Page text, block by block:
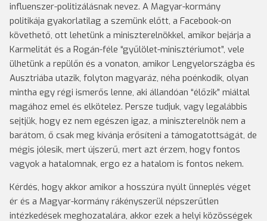
influenszer-politizálásnak nevez. A Magyar-kormány
politikája gyakorlatilag a szemünk előtt, a Facebook-on
követhető, ott lehetünk a miniszterelnökkel, amikor bejárja a
Karmelitát és a Rogán-féle “gyűlölet-minisztériumot”, vele
ülhetünk a repülőn és a vonaton, amikor Lengyelországba és
Ausztriába utazik, folyton magyaráz, néha poénkodik, olyan
mintha egy régi ismerős lenne, aki állandóan “élőzik” miáltal
magához emel és elkötelez. Persze tudjuk, vagy legalábbis
sejtjük, hogy ez nem egészen igaz, a miniszterelnök nem a
barátom, ő csak meg kívánja erősíteni a támogatottságát, de
mégis jólesik, mert újszerű, mert azt érzem, hogy fontos
vagyok a hatalomnak, ergo ez a hatalom is fontos nekem.
Kérdés, hogy akkor amikor a hosszúra nyúlt ünneplés véget
ér és a Magyar-kormány rákényszerül népszerűtlen
intézkedések meghozatalára, akkor ezek a helyi közösségek